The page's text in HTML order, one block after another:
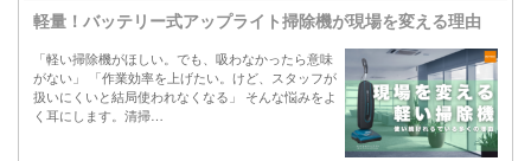
軽量！バッテリー式アップライト掃除機が現場を変える理由
「軽い掃除機がほしい。でも、吸わなかったら意味
がない」 「作業効率を上げたい。けど、スタッフが
扱いにくいと結局使われなくなる」 そんな悩みをよ
く耳にします。清掃…